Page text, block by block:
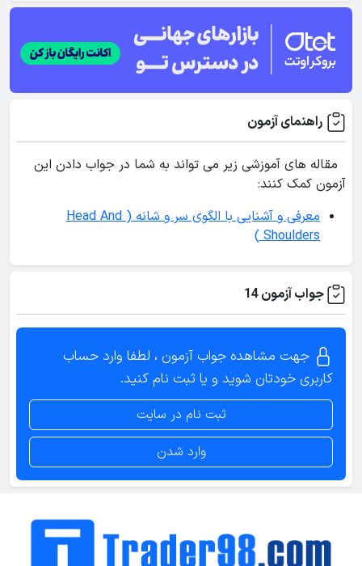
راهنمای آزمون
مقاله های آموزشی زیر می تواند به شما در جواب دادن این
آزمون کمک کنند:
معرفی و آشنایی با الگوی سر و شانه ( Head And
Shoulders )
جواب آزمون 14
جهت مشاهده جواب آزمون ، لطفا وارد حساب
کاربری خودتان شوید و یا ثبت نام کنید.
ثبت نام در سایت
وارد شدن